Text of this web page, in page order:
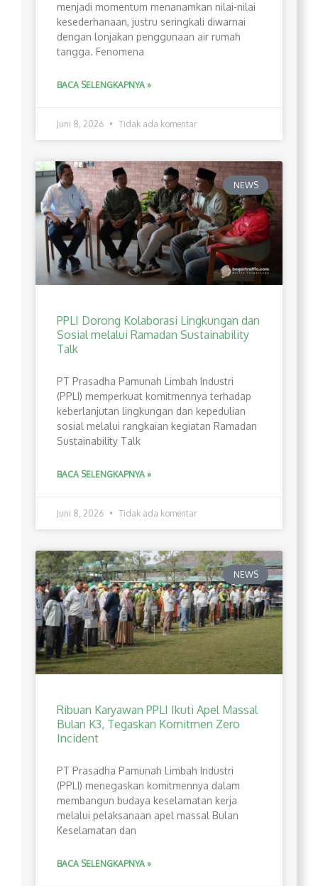
menjadi momentum menanamkan nilai-nilai
kesederhanaan, justru seringkali diwarnai
dengan lonjakan penggunaan air rumah
tangga. Fenomena
BACA SELENGKAPNYA »
Juni 8, 2026 Tidak ada komentar
NEWS
PPLI Dorong Kolaborasi Lingkungan dan
Sosial melalui Ramadan Sustainability
Talk
PT Prasadha Pamunah Limbah Industri
(PPLI) memperkuat komitmennya terhadap
keberlanjutan lingkungan dan kepedulian
sosial melalui rangkaian kegiatan Ramadan
Sustainability Talk
BACA SELENGKAPNYA »
Juni 8, 2026 Tidak ada komentar
NEWS
Ribuan Karyawan PPLI Ikuti Apel Massal
Bulan K3, Tegaskan Komitmen Zero
Incident
PT Prasadha Pamunah Limbah Industri
(PPLI) menegaskan komitmennya dalam
membangun budaya keselamatan kerja
melalui pelaksanaan apel massal Bulan
Keselamatan dan
BACA SELENGKAPNYA »